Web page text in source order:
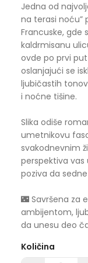
Jedna od
na terasi noću”
Francuske, gde
kaldrmisanu
ovde po prvi
oslanjajući se
ljubičastih
i noćne tišine.
Slika odiše
umetnikovu
svakodnevnim
perspektiva vas
poziva da
🌃 Savršena za
ambijentom,
da unesu deo
Količina